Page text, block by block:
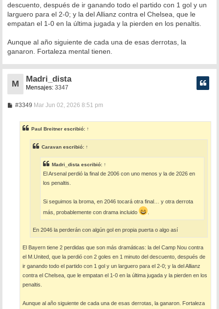
descuento, después de ir ganando todo el partido con 1 gol y un
larguero para el 2-0; y la del Allianz contra el Chelsea, que le
empatan el 1-0 en la última jugada y la pierden en los penaltis.
Aunque al año siguiente de cada una de esas derrotas, la
ganaron. Fortaleza mental tienen.
M
Madri_dista
Mensajes: 3347
#3349M
a
j
e
Mar Jun 02, 2026 8:51 pm
Paul Breitner escribió: ↑
Caravan escribió: ↑
Madri_dista escribió: ↑
El Arsenal perdió la final de 2006 con uno menos y la de 2026 en
los penaltis.
Si seguimos la broma, en 2046 tocará otra final… y otra derrota
más, probablemente con drama incluido
En 2046 la perderán con algún gol en propia puerta o algo así
El Bayern tiene 2 perdidas que son más dramáticas: la del Camp Nou contra
el M.United, que la perdió con 2 goles en 1 minuto del descuento, después de
ir ganando todo el partido con 1 gol y un larguero para el 2-0; y la del Allianz
contra el Chelsea, que le empatan el 1-0 en la última jugada y la pierden en los
penaltis.
Aunque al año siguiente de cada una de esas derrotas, la ganaron. Fortaleza